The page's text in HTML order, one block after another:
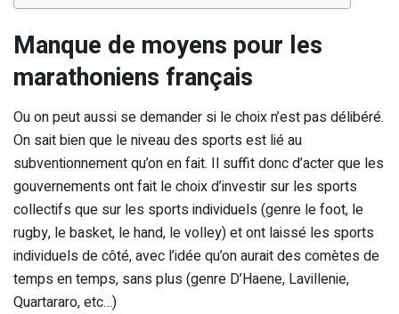
Manque de moyens pour les
marathoniens français
Ou on peut aussi se demander si le choix n’est pas délibéré.
On sait bien que le niveau des sports est lié au
subventionnement qu’on en fait. Il suffit donc d’acter que les
gouvernements ont fait le choix d’investir sur les sports
collectifs que sur les sports individuels (genre le foot, le
rugby, le basket, le hand, le volley) et ont laissé les sports
individuels de côté, avec l’idée qu’on aurait des comètes de
temps en temps, sans plus (genre D’Haene, Lavillenie,
Quartararo, etc…)